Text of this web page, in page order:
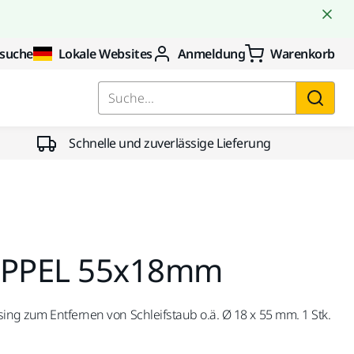
Lokale Websites Anmeldung Warenkorb
Suche...
Schnelle und zuverlässige Lieferung
55x18mm
zum Entfernen von Schleifstaub o.ä. Ø 18 x 55 mm. 1 Stk.